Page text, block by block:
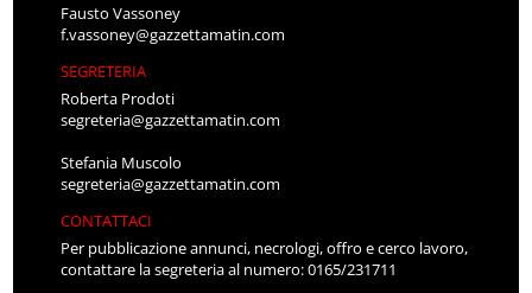
Fausto Vassoney
f.vassoney@gazzettamatin.com
SEGRETERIA
Roberta Prodoti
segreteria@gazzettamatin.com
Stefania Muscolo
segreteria@gazzettamatin.com
CONTATTACI
Per pubblicazione annunci, necrologi, offro e cerco lavoro,
contattare la segreteria al numero: 0165/231711